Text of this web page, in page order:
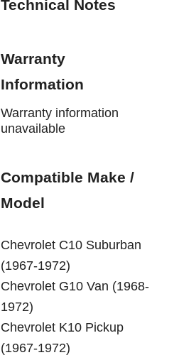
Technical Notes
Warranty
Information
Warranty information
unavailable
Compatible Make /
Model
Chevrolet C10 Suburban
(1967-1972)
Chevrolet G10 Van (1968-
1972)
Chevrolet K10 Pickup
(1967-1972)